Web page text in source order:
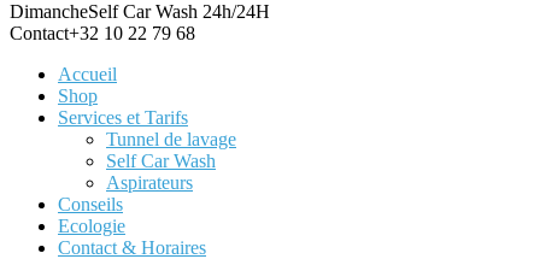
DimancheSelf Car Wash 24h/24H
Contact+32 10 22 79 68
Accueil
Shop
Services et Tarifs
Tunnel de lavage
Self Car Wash
Aspirateurs
Conseils
Ecologie
Contact & Horaires